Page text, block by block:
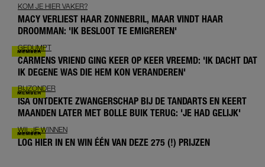
KOM JE HIER VAKER?
MACY VERLIEST HAAR ZONNEBRIL, MAAR VINDT HAAR
DROOMMAN: 'IK BESLOOT TE EMIGREREN'
GEDUMPT
CARMENS VRIEND GING KEER OP KEER VREEMD: 'IK DACHT DAT
IK DEGENE WAS DIE HEM KON VERANDEREN'
BIJZONDER
ISA ONTDEKTE ZWANGERSCHAP BIJ DE TANDARTS EN KEERT
MAANDEN LATER MET BOLLE BUIK TERUG: 'JE HAD GELIJK'
WIL JE WINNEN
LOG HIER IN EN WIN ÉÉN VAN DEZE 275 (!) PRIJZEN